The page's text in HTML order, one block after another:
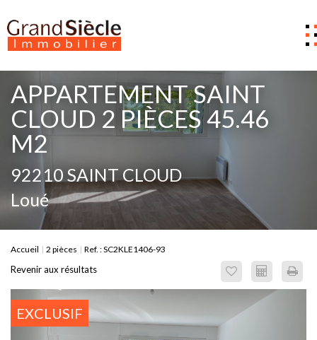
Estimer
Acheter
Louer
Notre Agence
APPARTEMENT SAINT
CLOUD 2 PIÈCES 45.46
M2
92210 SAINT CLOUD
Loué
Accueil 2 pièces Ref. : SC2KLE1406-93
Revenir aux résultats
EXCLUSIF